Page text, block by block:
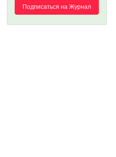
Подписаться на Журнал